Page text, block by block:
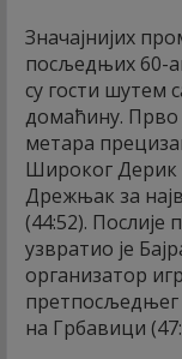
Значајнијих
посљедњих 60-
су гости шутем
домаћину. Прво
метара
Широког Дерик
Дрежњак за
(44:52). Послије
узвратио је
организатор
на Грбавици